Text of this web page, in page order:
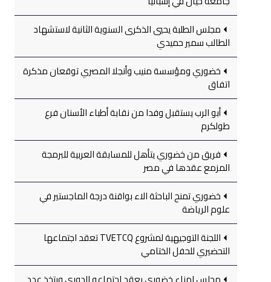
مجلس الطلبة يحيي الذكرى السنوية الثانية لاستشهاد
الطالب سمير حميدي
خضوري ومؤسسة منيب وأنجلا المصري توقعان مذكرة
اتفاق
أبو الرب يستقبل وفدا من نقابة أطباء الأسنان فرع
طولكرم
فريق من خضوري يتأهل للمسابقة العربية للبرمجة
المزمع عقدها في مصر
خضوري تمنح الباحثة الاء بواقنة درجة الماجستير في
علوم الرياضة
اللجنة التوجيهية لمشروع TVETCQ تعقد اجتماعها
التحضيري للحفل الختامي